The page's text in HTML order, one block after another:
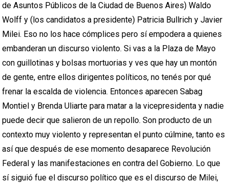
de Asuntos Públicos de la Ciudad de Buenos Aires) Waldo
Wolff y (los candidatos a presidente) Patricia Bullrich y Javier
Milei. Eso no los hace cómplices pero sí empodera a quienes
embanderan un discurso violento. Si vas a la Plaza de Mayo
con guillotinas y bolsas mortuorias y ves que hay un montón
de gente, entre ellos dirigentes políticos, no tenés por qué
frenar la escalda de violencia. Entonces aparecen Sabag
Montiel y Brenda Uliarte para matar a la vicepresidenta y nadie
puede decir que salieron de un repollo. Son producto de un
contexto muy violento y representan el punto cúlmine, tanto es
así que después de ese momento desaparece Revolución
Federal y las manifestaciones en contra del Gobierno. Lo que
sí siguió fue el discurso político que es el discurso de Milei,